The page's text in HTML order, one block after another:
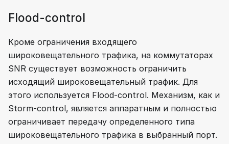
Flood-control
Кроме ограничения входящего
широковещательного трафика, на коммутаторах
SNR существует возможность ограничить
исходящий широковещательный трафик. Для
этого используется Flood-control. Механизм, как и
Storm-control, является аппаратным и полностью
ограничивает передачу определенного типа
широковещательного трафика в выбранный порт.